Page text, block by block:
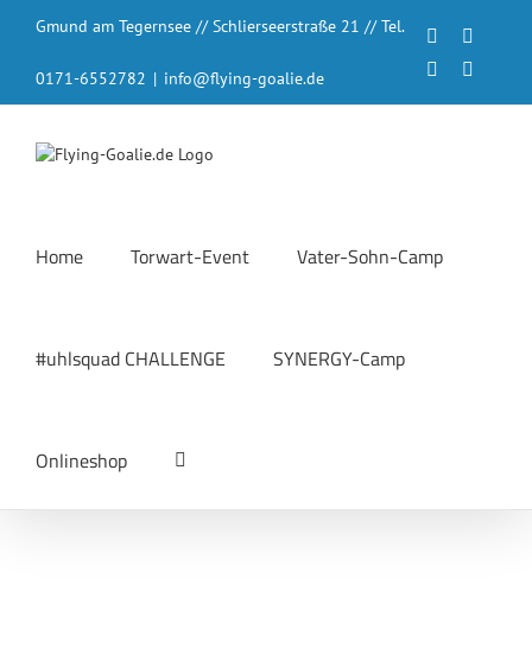
InhaltGmund am Tegernsee // Schlierseerstraße 21 // Tel.
0171-6552782 | info@flying-goalie.de
Facebook
LinkedIn
Home Torwart-Event Vater-Sohn-Camp
#uhlsquad CHALLENGE SYNERGY-Camp
Onlineshop